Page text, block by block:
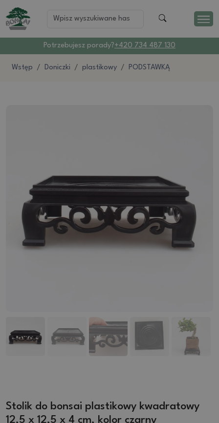
Potrzebujesz porady?+420 734 487 130
Wstęp Doniczki plastikowy PODSTAWKĄ
Stolik do bonsai plastikowy kwadratowy
12,5 x 12,5 x 4 cm, kolor czarny